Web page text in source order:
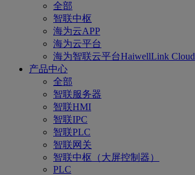
全部
智联中枢
海为云APP
海为云平台
海为智联云平台HaiwellLink Cloud
产品中心
全部
智联服务器
智联HMI
智联IPC
智联PLC
智联网关
智联中枢（大屏控制器）
PLC